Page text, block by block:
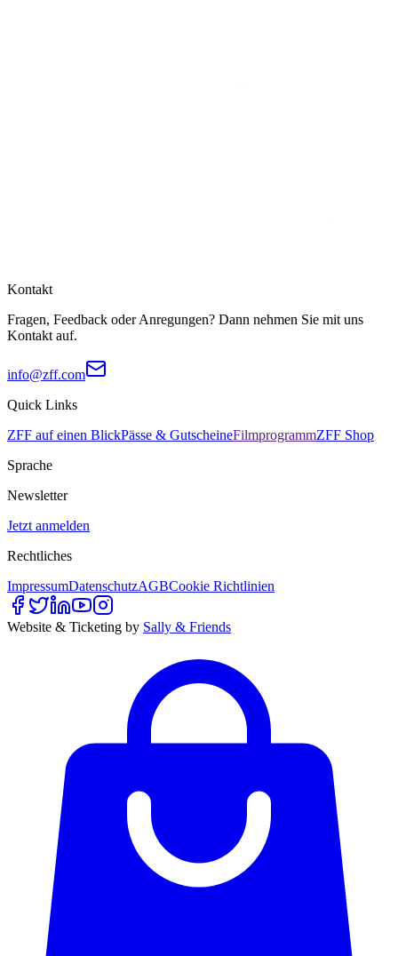
Kontakt
Fragen, Feedback oder Anregungen? Dann nehmen Sie mit uns
Kontakt auf.
info@zff.com
Quick Links
ZFF auf einen BlickPässe & GutscheineFilmprogrammZFF Shop
Sprache
Newsletter
Jetzt anmelden
Rechtliches
ImpressumDatenschutzAGBCookie Richtlinien
Website & Ticketing by Sally & Friends